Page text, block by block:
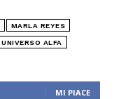
MI PIACE
MARLA REYES
UNIVERSO ALFA